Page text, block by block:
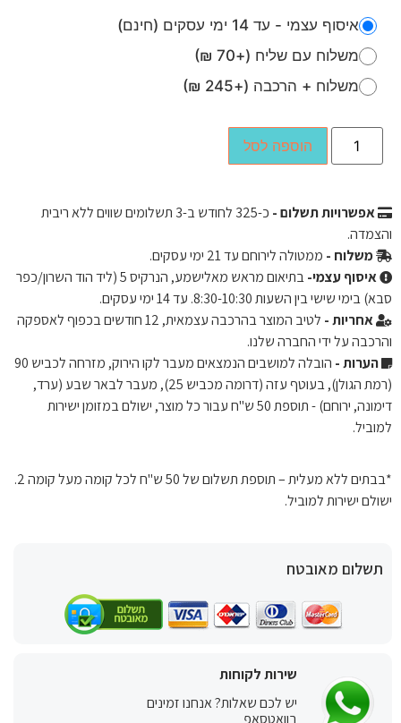
איסוף עצמי - עד 14 ימי עסקים (חינם)
משלוח עם שליח (+70 ₪)
משלוח + הרכבה (+245 ₪)
הוספה לסל
אפשרויות תשלום - כ-325
לחודש ב-3 תשלומים שווים ללא ריבית
והצמדה.
משלוח - ממטולה לירוחם עד 21 ימי עסקים.
איסוף עצמי-
בתיאום מראש מאלישמע, הנרקיס 5 (ליד הוד השרון/כפר
סבא) בימי שישי בין השעות 8:30-10:30. עד 14 ימי עסקים.
אחריות -
לטיב המוצר בהרכבה עצמאית, 12 חודשים בכפוף לאספקה ​​
והרכבה על ידי החברה שלנו.
הערות -
הובלה למושבים הנמצאים מעבר לקו הירוק, מזרחה לכביש 90
(רמת הגולן), בעוטף עזה (דרומה מכביש 25), מעבר לבאר שבע (ערד,
דימונה, ירוחם) - תוספת 50 ש"ח עבור כל מוצר, ישולם במזומן ישירות
למוביל.
*בבתים ללא מעלית – תוספת תשלום של 50 ש"ח לכל קומה מעל קומה 2.
ישולם ישירות למוביל.
תשלום מאובטח
שירות לקוחות
יש לכם שאלות? אנחנו זמינים
בוואטסאפ